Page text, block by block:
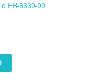
ER-8639-99